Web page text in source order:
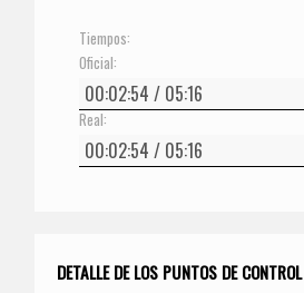
Tiempos:
Oficial:
Real:
DETALLE DE LOS PUNTOS DE CONTROL